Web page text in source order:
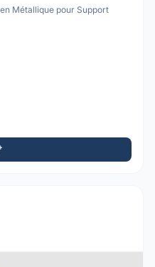
Métallique pour Support